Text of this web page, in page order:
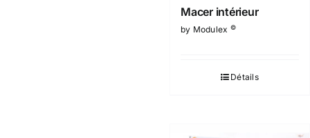
Macer intérieur
by Modulex ©
Détails